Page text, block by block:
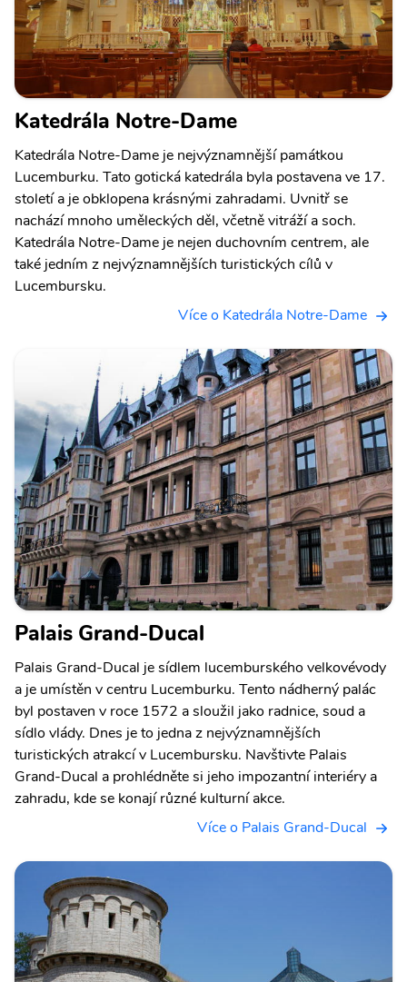
Katedrála Notre-Dame
Katedrála Notre-Dame je nejvýznamnější památkou
Lucemburku. Tato gotická katedrála byla postavena ve 17.
století a je obklopena krásnými zahradami. Uvnitř se
nachází mnoho uměleckých děl, včetně vitráží a soch.
Katedrála Notre-Dame je nejen duchovním centrem, ale
také jedním z nejvýznamnějších turistických cílů v
Lucembursku.
Více o Katedrála Notre-Dame
Palais Grand-Ducal
Palais Grand-Ducal je sídlem lucemburského velkovévody
a je umístěn v centru Lucemburku. Tento nádherný palác
byl postaven v roce 1572 a sloužil jako radnice, soud a
sídlo vlády. Dnes je to jedna z nejvýznamnějších
turistických atrakcí v Lucembursku. Navštivte Palais
Grand-Ducal a prohlédněte si jeho impozantní interiéry a
zahradu, kde se konají různé kulturní akce.
Více o Palais Grand-Ducal